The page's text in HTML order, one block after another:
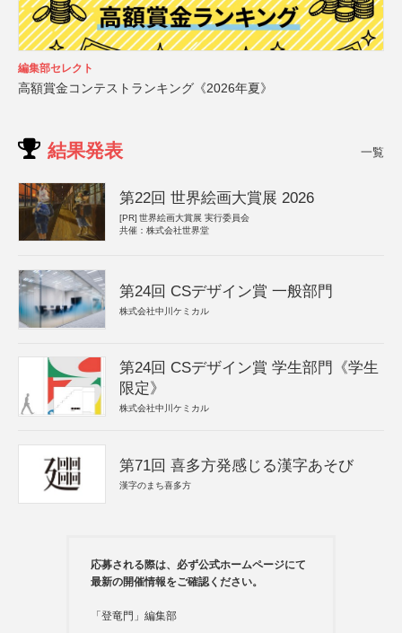
編集部セレクト
高額賞金コンテストランキング《2026年夏》
結果発表 一覧
第22回 世界絵画大賞展 2026
[PR] 世界絵画大賞展 実行委員会
共催：株式会社世界堂
第24回 CSデザイン賞 一般部門
株式会社中川ケミカル
第24回 CSデザイン賞 学生部門《学生
限定》
株式会社中川ケミカル
第71回 喜多方発感じる漢字あそび
漢字のまち喜多方
応募される際は、必ず公式ホームページにて
最新の開催情報をご確認ください。
「登竜門」編集部